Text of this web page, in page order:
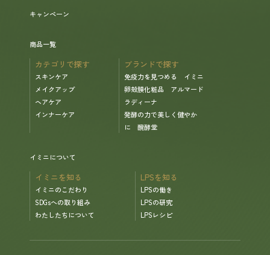
お買い物ガイド
定期お届けサービス
お問い合せ
メディア掲載
キャンペーン
商品一覧
カテゴリで探す
スキンケア
メイクアップ
ヘアケア
インナーケア
ブランドで探す
免疫力を見つめる イミニ
卵殻膜化粧品 アルマード
ラディーナ
発酵の力で美しく健やか
に 醗酵堂
イミニについて
イミニを知る
イミニのこだわり
SDGsへの取り組み
わたしたちについて
LPSを知る
LPSの働き
LPSの研究
LPSレシピ